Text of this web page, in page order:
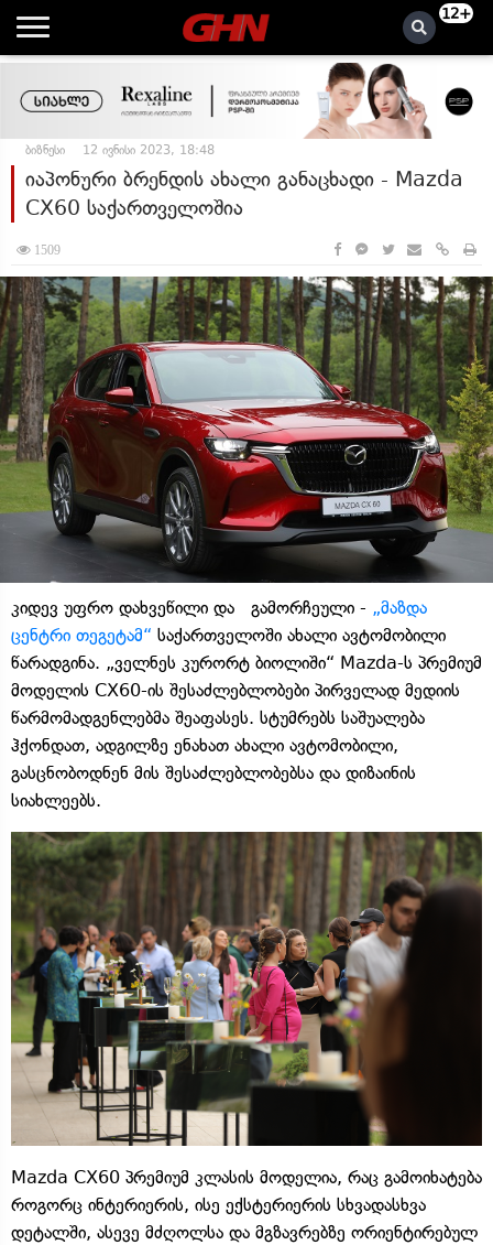
12+
ბიზნესი 12 ივნისი 2023, 18:48
იაპონური ბრენდის ახალი განაცხადი - Mazda
CX60 საქართველოშია
1509
კიდევ უფრო დახვეწილი და გამორჩეული - „მაზდა
ცენტრი თეგეტამ“ საქართველოში ახალი ავტომობილი
წარადგინა. „ველნეს კურორტ ბიოლიში“ Mazda-ს პრემიუმ
მოდელის CX60-ის შესაძლებლობები პირველად მედიის
წარმომადგენლებმა შეაფასეს. სტუმრებს საშუალება
ჰქონდათ, ადგილზე ენახათ ახალი ავტომობილი,
გასცნობოდნენ მის შესაძლებლობებსა და დიზაინის
სიახლეებს.
Mazda CX60 პრემიუმ კლასის მოდელია, რაც გამოიხატება
როგორც ინტერიერის, ისე ექსტერიერის სხვადასხვა
დეტალში, ასევე მძღოლსა და მგზავრებზე ორიენტირებულ